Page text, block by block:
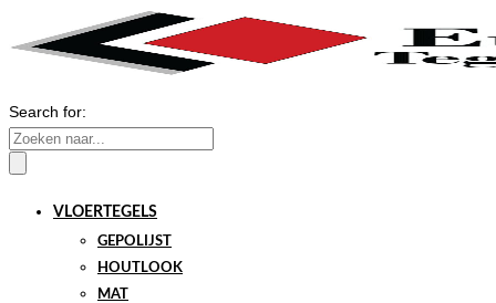
Search for:
VLOERTEGELS
GEPOLIJST
HOUTLOOK
MAT